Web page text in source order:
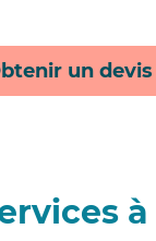
un devis